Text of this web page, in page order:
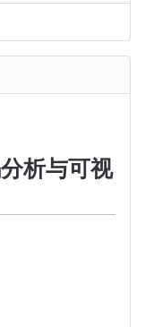
析与可视